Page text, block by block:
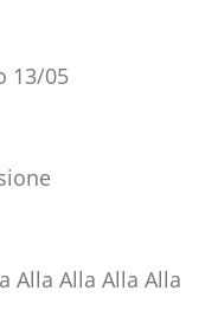
13/05
Alla Alla Alla Alla